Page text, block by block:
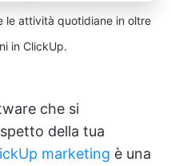
le attività quotidiane in oltre
in ClickUp.
che si
della tua
marketing è una